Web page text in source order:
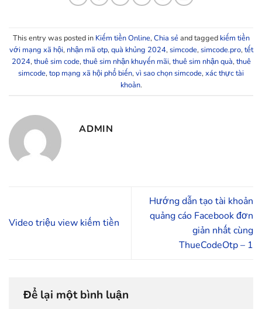
This entry was posted in Kiếm tiền Online, Chia sẻand tagged kiếm tiền
với mạng xã hội, nhận mã otp, quà khủng 2024, simcode, simcode.pro, tết
2024, thuê sim code, thuê sim nhận khuyến mãi, thuê sim nhận quà, thuê
simcode, top mạng xã hội phổ biến, vì sao chọn simcode, xác thực tài
khoản.
ADMIN
Video triệu view kiếm tiền
Hướng dẫn tạo tài khoản
quảng cáo Facebook đơn
giản nhất cùng
ThueCodeOtp – 1
Để lại một bình luận